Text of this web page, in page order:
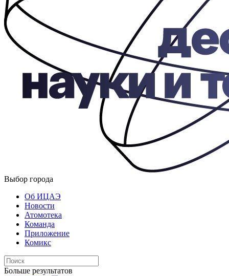
Выбор города
Об ИЦАЭ
Новости
Атомотека
Команда
Приложение
Комикс
Больше результатов